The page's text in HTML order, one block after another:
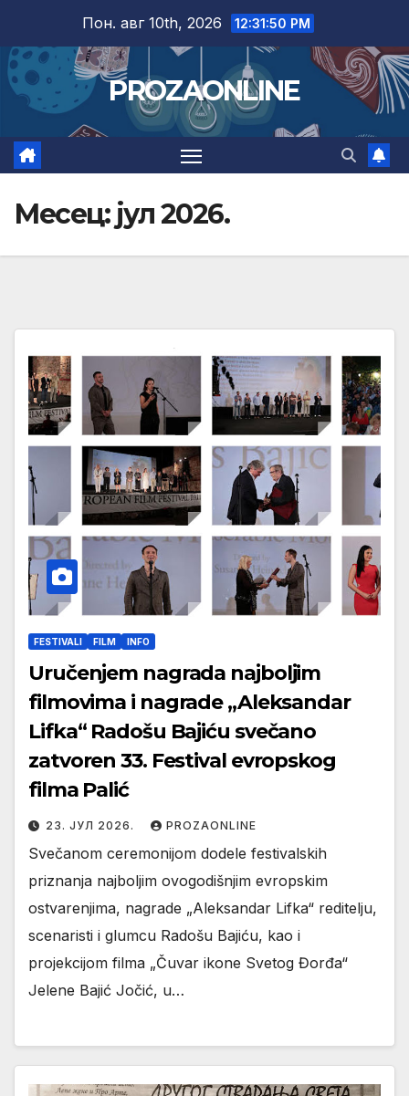
content
Пон. авг 10th, 2026 12:31:51 PM
PROZAONLINE
Месец: јул 2026.
FESTIVALI FILM INFO
Uručenjem nagrada najboljim
filmovima i nagrade „Aleksandar
Lifka“ Radošu Bajiću svečano
zatvoren 33. Festival evropskog
filma Palić
23. ЈУЛ 2026. PROZAONLINE
Svečanom ceremonijom dodele festivalskih
priznanja najboljim ovogodišnjim evropskim
ostvarenjima, nagrade „Aleksandar Lifka“ reditelju,
scenaristi i glumcu Radošu Bajiću, kao i
projekcijom filma „Čuvar ikone Svetog Đorđa“
Jelene Bajić Jočić, u…